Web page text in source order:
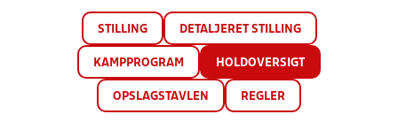
STILLING DETALJERET STILLING
KAMPPROGRAM HOLDOVERSIGT
OPSLAGSTAVLEN REGLER